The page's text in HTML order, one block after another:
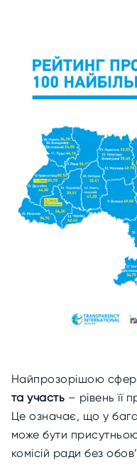
Найпрозорішою
та участь – рівень її
Це означає, що у
може бути
комісій ради без